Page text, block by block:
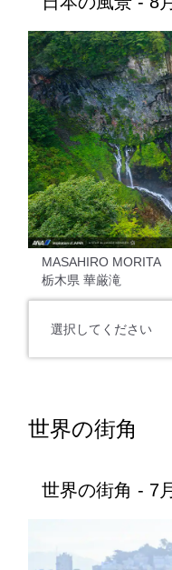
MASAHIRO MORITA
栃木県 華厳滝
選択してください
世界の街角
世界の街角 - 7